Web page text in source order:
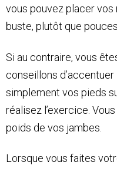
vous pouvez placer
buste, plutôt que pouces
Si au contraire, vous
conseillons
simplement vos pieds
réalisez l’exercice.
poids de vos jambes.
Lorsque vous faites